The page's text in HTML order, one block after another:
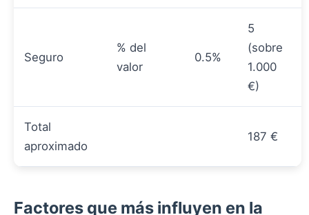
Seguro
% del
valor
0.5%
5
(sobre
1.000
€)
Total
aproximado
187 €
Factores que más influyen en la